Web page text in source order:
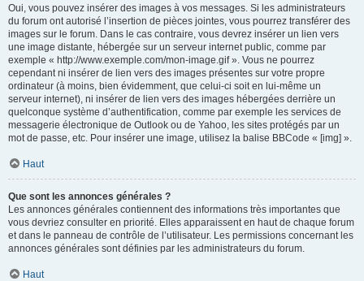
Oui, vous pouvez insérer des images à vos messages. Si les administrateurs
du forum ont autorisé l’insertion de pièces jointes, vous pourrez transférer des
images sur le forum. Dans le cas contraire, vous devrez insérer un lien vers
une image distante, hébergée sur un serveur internet public, comme par
exemple « http://www.exemple.com/mon-image.gif ». Vous ne pourrez
cependant ni insérer de lien vers des images présentes sur votre propre
ordinateur (à moins, bien évidemment, que celui-ci soit en lui-même un
serveur internet), ni insérer de lien vers des images hébergées derrière un
quelconque système d’authentification, comme par exemple les services de
messagerie électronique de Outlook ou de Yahoo, les sites protégés par un
mot de passe, etc. Pour insérer une image, utilisez la balise BBCode « [img] ».
Haut
Que sont les annonces générales ?
Les annonces générales contiennent des informations très importantes que
vous devriez consulter en priorité. Elles apparaissent en haut de chaque forum
et dans le panneau de contrôle de l’utilisateur. Les permissions concernant les
annonces générales sont définies par les administrateurs du forum.
Haut